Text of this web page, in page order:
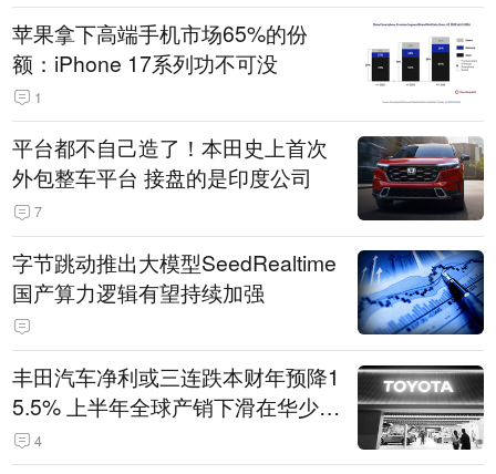
苹果拿下高端手机市场65%的份
额：iPhone 17系列功不可没
1
平台都不自己造了！本田史上首次
外包整车平台 接盘的是印度公司
7
字节跳动推出大模型SeedRealtime
国产算力逻辑有望持续加强
丰田汽车净利或三连跌本财年预降1
5.5% 上半年全球产销下滑在华少卖
14.3万辆
4